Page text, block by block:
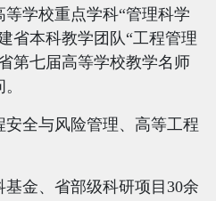
学校重点学科“管理科学
省本科教学团队“工程管理
第七届高等学校教学名师
安全与风险管理、高等工程
金、省部级科研项目 30余